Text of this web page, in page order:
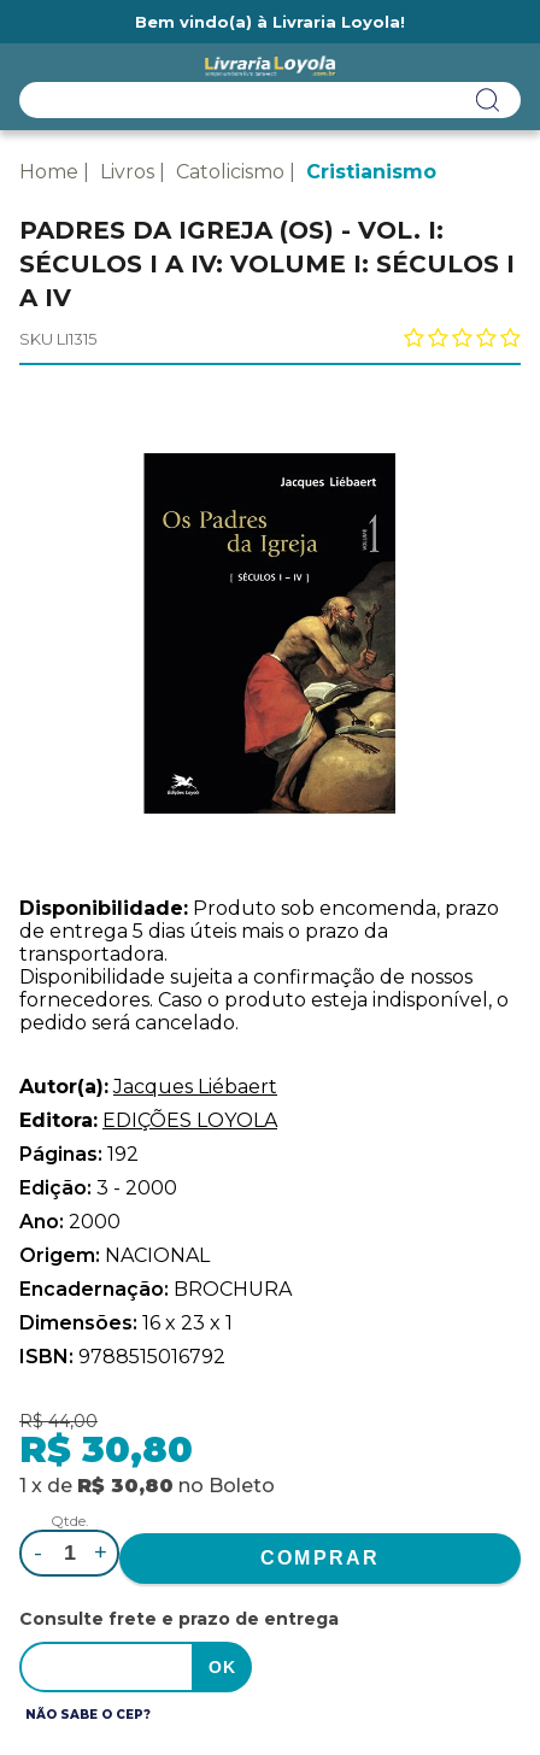
Bem vindo(a) à Livraria Loyola!
Home Livros Catolicismo Cristianismo
PADRES DA IGREJA (OS) - VOL. I:
SÉCULOS I A IV: VOLUME I: SÉCULOS I
A IV
SKU LI1315
Disponibilidade: Produto sob encomenda, prazo
de entrega 5 dias úteis mais o prazo da
transportadora.
Disponibilidade sujeita a confirmação de nossos
fornecedores. Caso o produto esteja indisponível, o
pedido será cancelado.
Autor(a): Jacques Liébaert
Editora: EDIÇÕES LOYOLA
Páginas: 192
Edição: 3 - 2000
Ano: 2000
Origem: NACIONAL
Encadernação: BROCHURA
Dimensões: 16 x 23 x 1
ISBN: 9788515016792
R$ 44,00
R$ 30,80
1 x de R$ 30,80 no Boleto
Qtde.
- +
Consulte frete e prazo de entrega
NÃO SABE O CEP?